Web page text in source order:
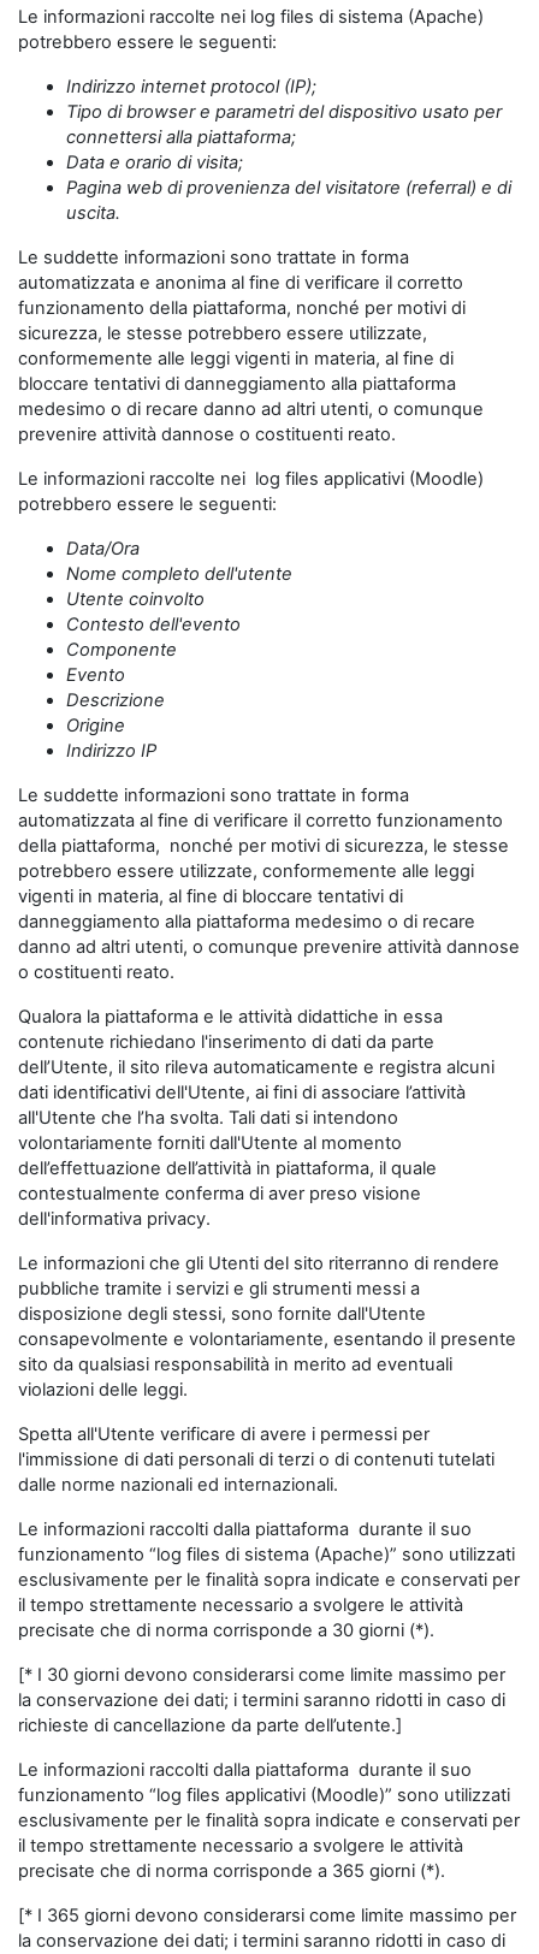
Le informazioni raccolte nei log files di sistema (Apache)
potrebbero essere le seguenti:
Indirizzo internet protocol (IP);
Tipo di browser e parametri del dispositivo usato per
connettersi alla piattaforma;
Data e orario di visita;
Pagina web di provenienza del visitatore (referral) e di
uscita.
Le suddette informazioni sono trattate in forma
automatizzata e anonima al fine di verificare il corretto
funzionamento della piattaforma, nonché per motivi di
sicurezza, le stesse potrebbero essere utilizzate,
conformemente alle leggi vigenti in materia, al fine di
bloccare tentativi di danneggiamento alla piattaforma
medesimo o di recare danno ad altri utenti, o comunque
prevenire attività dannose o costituenti reato.
Le informazioni raccolte nei log files applicativi (Moodle)
potrebbero essere le seguenti:
Data/Ora
Nome completo dell'utente
Utente coinvolto
Contesto dell'evento
Componente
Evento
Descrizione
Origine
Indirizzo IP
Le suddette informazioni sono trattate in forma
automatizzata al fine di verificare il corretto funzionamento
della piattaforma, nonché per motivi di sicurezza, le stesse
potrebbero essere utilizzate, conformemente alle leggi
vigenti in materia, al fine di bloccare tentativi di
danneggiamento alla piattaforma medesimo o di recare
danno ad altri utenti, o comunque prevenire attività dannose
o costituenti reato.
Qualora la piattaforma e le attività didattiche in essa
contenute richiedano l'inserimento di dati da parte
dell’Utente, il sito rileva automaticamente e registra alcuni
dati identificativi dell'Utente, ai fini di associare l’attività
all'Utente che l’ha svolta. Tali dati si intendono
volontariamente forniti dall'Utente al momento
dell’effettuazione dell’attività in piattaforma, il quale
contestualmente conferma di aver preso visione
dell'informativa privacy.
Le informazioni che gli Utenti del sito riterranno di rendere
pubbliche tramite i servizi e gli strumenti messi a
disposizione degli stessi, sono fornite dall'Utente
consapevolmente e volontariamente, esentando il presente
sito da qualsiasi responsabilità in merito ad eventuali
violazioni delle leggi.
Spetta all'Utente verificare di avere i permessi per
l'immissione di dati personali di terzi o di contenuti tutelati
dalle norme nazionali ed internazionali.
Le informazioni raccolti dalla piattaforma durante il suo
funzionamento “log files di sistema (Apache)” sono utilizzati
esclusivamente per le finalità sopra indicate e conservati per
il tempo strettamente necessario a svolgere le attività
precisate che di norma corrisponde a 30 giorni (*).
[* I 30 giorni devono considerarsi come limite massimo per
la conservazione dei dati; i termini saranno ridotti in caso di
richieste di cancellazione da parte dell’utente.]
Le informazioni raccolti dalla piattaforma durante il suo
funzionamento “log files applicativi (Moodle)” sono utilizzati
esclusivamente per le finalità sopra indicate e conservati per
il tempo strettamente necessario a svolgere le attività
precisate che di norma corrisponde a 365 giorni (*).
[* I 365 giorni devono considerarsi come limite massimo per
la conservazione dei dati; i termini saranno ridotti in caso di